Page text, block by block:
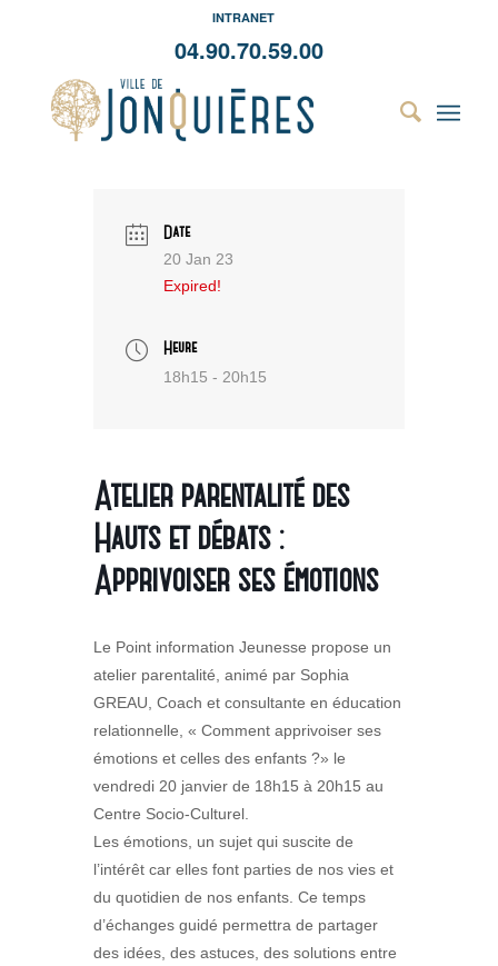
INTRANET
04.90.70.59.00
Date
20 Jan 23
Expired!
Heure
18h15 - 20h15
Atelier parentalité des
Hauts et débats :
Apprivoiser ses émotions
Le Point information Jeunesse propose un
atelier parentalité, animé par Sophia
GREAU, Coach et consultante en éducation
relationnelle, « Comment apprivoiser ses
émotions et celles des enfants ?» le
vendredi 20 janvier de 18h15 à 20h15 au
Centre Socio-Culturel.
Les émotions, un sujet qui suscite de
l’intérêt car elles font parties de nos vies et
du quotidien de nos enfants. Ce temps
d’échanges guidé permettra de partager
des idées, des astuces, des solutions entre